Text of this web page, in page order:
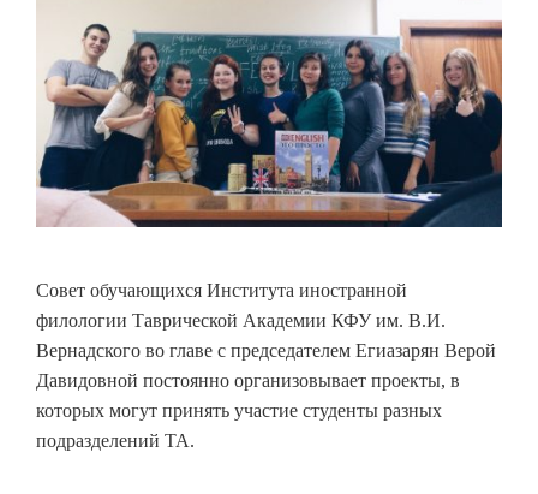
Совет обучающихся Института иностранной
филологии Таврической Академии КФУ им. В.И.
Вернадского во главе с председателем Егиазарян Верой
Давидовной постоянно организовывает проекты, в
которых могут принять участие студенты разных
подразделений ТА.